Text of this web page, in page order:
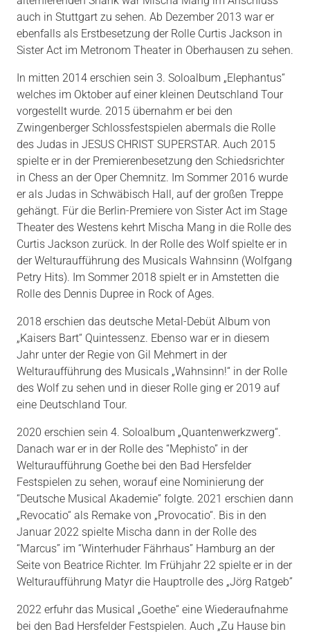
auch in Stuttgart zu sehen. Ab Dezember 2013 war er
ebenfalls als Erstbesetzung der Rolle Curtis Jackson in
Sister Act im Metronom Theater in Oberhausen zu sehen.
In mitten 2014 erschien sein 3. Soloalbum „Elephantus“
welches im Oktober auf einer kleinen Deutschland Tour
vorgestellt wurde. 2015 übernahm er bei den
Zwingenberger Schlossfestspielen abermals die Rolle
des Judas in JESUS CHRIST SUPERSTAR. Auch 2015
spielte er in der Premierenbesetzung den Schiedsrichter
in Chess an der Oper Chemnitz. Im Sommer 2016 wurde
er als Judas in Schwäbisch Hall, auf der großen Treppe
gehängt. Für die Berlin-Premiere von Sister Act im Stage
Theater des Westens kehrt Mischa Mang in die Rolle des
Curtis Jackson zurück. In der Rolle des Wolf spielte er in
der Welturaufführung des Musicals Wahnsinn (Wolfgang
Petry Hits). Im Sommer 2018 spielt er in Amstetten die
Rolle des Dennis Dupree in Rock of Ages.
2018 erschien das deutsche Metal-Debüt Album von
„Kaisers Bart“ Quintessenz. Ebenso war er in diesem
Jahr unter der Regie von Gil Mehmert in der
Welturaufführung des Musicals „Wahnsinn!“ in der Rolle
des Wolf zu sehen und in dieser Rolle ging er 2019 auf
eine Deutschland Tour.
2020 erschien sein 4. Soloalbum „Quantenwerkzwerg“.
Danach war er in der Rolle des “Mephisto” in der
Welturaufführung Goethe bei den Bad Hersfelder
Festspielen zu sehen, worauf eine Nominierung der
“Deutsche Musical Akademie” folgte. 2021 erschien dann
„Revocatio“ als Remake von „Provocatio“. Bis in den
Januar 2022 spielte Mischa dann in der Rolle des
“Marcus” im “Winterhuder Fährhaus” Hamburg an der
Seite von Beatrice Richter. Im Frühjahr 22 spielte er in der
Welturaufführung Matyr die Hauptrolle des „Jörg Ratgeb”
2022 erfuhr das Musical „Goethe“ eine Wiederaufnahme
bei den Bad Hersfelder Festspielen. Auch „Zu Hause bin